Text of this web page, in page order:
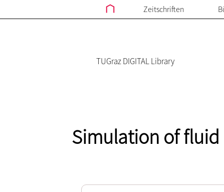
Zeitschriften
TUGraz DIGITAL Library
Simulation of fluid